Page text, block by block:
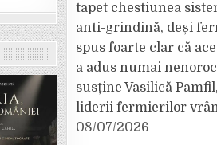
tapet chestiunea
anti-grindină, deși
spus foarte clar că
a adus numai
susține Vasilică
liderii fermierilor
08/07/2026